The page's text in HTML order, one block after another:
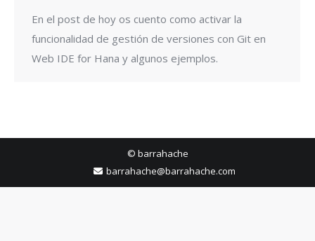
En el post de hoy os cuento como activar la
funcionalidad de gestión de versiones con Git en
Web IDE for Hana y algunos ejemplos.
© barrahache
barrahache@barrahache.com